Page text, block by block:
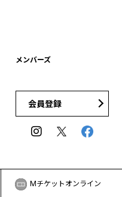
メンバーズ
会員登録
Mチケットオンライン